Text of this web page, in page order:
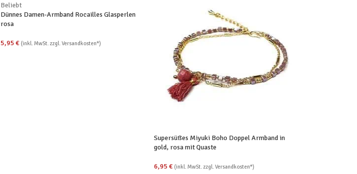
Beliebt
Dünnes Damen-Armband Rocailles Glasperlen
rosa
5,95 € (inkl. MwSt. zzgl. Versandkosten*)
Supersüßes Miyuki Boho Doppel Armband in
gold, rosa mit Quaste
6,95 € (inkl. MwSt. zzgl. Versandkosten*)